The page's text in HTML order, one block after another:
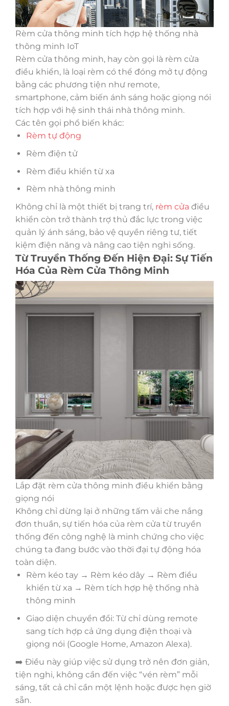
Rèm cửa thông minh tích hợp hệ thống nhà
thông minh IoT
Rèm cửa thông minh, hay còn gọi là rèm cửa
điều khiển, là loại rèm có thể đóng mở tự động
bằng các phương tiện như remote,
smartphone, cảm biến ánh sáng hoặc giọng nói
tích hợp với hệ sinh thái nhà thông minh.
Các tên gọi phổ biến khác:
Rèm tự động
Rèm điện tử
Rèm điều khiển từ xa
Rèm nhà thông minh
Không chỉ là một thiết bị trang trí, rèm cửa điều
khiển còn trở thành trợ thủ đắc lực trong việc
quản lý ánh sáng, bảo vệ quyền riêng tư, tiết
kiệm điện năng và nâng cao tiện nghi sống.
Từ Truyền Thống Đến Hiện Đại: Sự Tiến
Hóa Của Rèm Cửa Thông Minh
Lắp đặt rèm cửa thông minh điều khiển bằng
giọng nói
Không chỉ dừng lại ở những tấm vải che nắng
đơn thuần, sự tiến hóa của rèm cửa từ truyền
thống đến công nghệ là minh chứng cho việc
chúng ta đang bước vào thời đại tự động hóa
toàn diện.
Rèm kéo tay → Rèm kéo dây → Rèm điều
khiển từ xa → Rèm tích hợp hệ thống nhà
thông minh
Giao diện chuyển đổi: Từ chỉ dùng remote
sang tích hợp cả ứng dụng điện thoại và
giọng nói (Google Home, Amazon Alexa).
➡️ Điều này giúp việc sử dụng trở nên đơn giản,
tiện nghi, không cần đến việc “vén rèm” mỗi
sáng, tất cả chỉ cần một lệnh hoặc được hẹn giờ
sẵn.